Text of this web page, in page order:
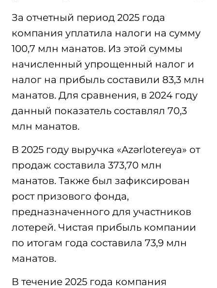
За отчетный период 2025 года
компания уплатила налоги на сумму
100,7 млн манатов. Из этой суммы
начисленный упрощенный налог и
налог на прибыль составили 83,3 млн
манатов. Для сравнения, в 2024 году
данный показатель составлял 70,3
млн манатов.
В 2025 году выручка «Azərlotereya» от
продаж составила 373,70 млн
манатов. Также был зафиксирован
рост призового фонда,
предназначенного для участников
лотерей. Чистая прибыль компании
по итогам года составила 73,9 млн
манатов.
В течение 2025 года компания